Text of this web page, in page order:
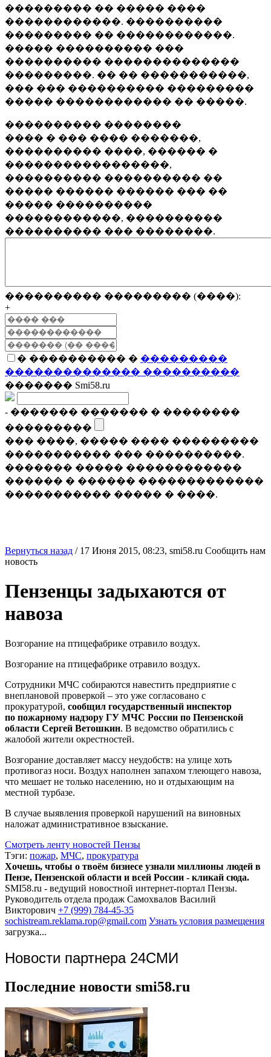
��������� �� ����� ����
������������. ����������
��������� �� ������������.
����� ���������� ���
���������� ��������������
���������. �� �� �����������,
��� ��� ���������� ���������
����� ������������ �� �����.
���������� ��������
���� � ��� ���� �������,
���������� ����, ������ �
�����������������,
���������� ���������� ��
����� ������ ������ ��� ��
����� ����������
������������, ����������
���������� ��� ��������.
���������� ��������� (����):
+
� ���������� � ���������
�������������� ����������
������� Smi58.ru
- ������� ������� � ��������
���������
��� ����, ����� ���� ���������
����������� ��� ����������.
������� ����� ������������
������ � ������ �������������
����������� ����� � ����.
Вернуться назад / 17 Июня 2015, 08:23, smi58.ru Сообщить нам
новость
Пензенцы задыхаются от
навоза
Возгорание на птицефабрике отравило воздух.
Возгорание на птицефабрике отравило воздух.
Сотрудники МЧС собираются навестить предприятие с
внеплановой проверкой – это уже согласовано с
прокуратурой, сообщил государственный инспектор
по пожарному надзору ГУ МЧС России по Пензенской
области Сергей Ветошкин. В ведомство обратились с
жалобой жители окрестностей.
Возгорание доставляет массу неудобств: на улице хоть
противогаз носи. Воздух наполнен запахом тлеющего навоза,
что мешает не только населению, но и отдыхающим на
местной турбазе.
В случае выявления проверкой нарушений на виновных
наложат административное взыскание.
Смотреть ленту новостей Пензы
Тэги: пожар, МЧС, прокуратура
Хочешь, чтобы о твоём бизнесе узнали миллионы людей в
Пензе, Пензенской области и всей России - кликай сюда.
SMI58.ru - ведущий новостной интернет-портал Пензы.
Руководитель отдела продаж Самохвалов Василий
Викторович +7 (999) 784-45-35
sochistream.reklama.rop@gmail.com Узнать условия размещения
загрузка...
Новости партнера 24СМИ
Последние новости smi58.ru